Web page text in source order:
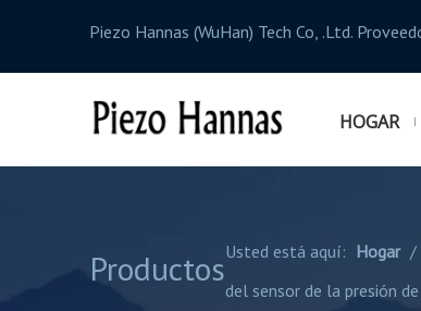
Piezo Hannas (WuHan) Tech Co, .Ltd.
HOGAR
ProductosUsted está aquí: Hogar /
del sensor de la presión